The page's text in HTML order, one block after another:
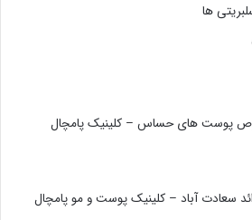
ها
پوست های حساس – کلینیک پامچال
سعادت آباد – کلینیک پوست و مو پامچال